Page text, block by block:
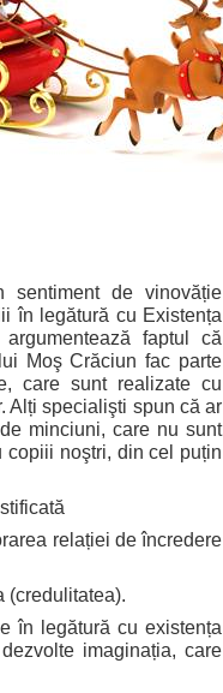
sentiment de vinovăție
în legătură cu Existența
faptul că
Moş Crăciun fac parte
care sunt realizate cu
Alți specialişti spun că ar
minciuni, care nu sunt
copiii noştri, din cel puțin
relației de încredere
(credulitatea).
în legătură cu existența
imaginația, care